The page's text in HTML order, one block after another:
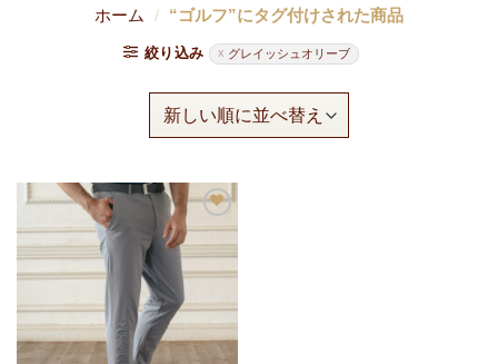
ホーム / “ゴルフ”にタグ付けされた商品
絞り込み グレイッシュオリーブ
加